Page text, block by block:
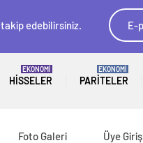
edebilirsiniz.
HISSELER
EKONOMİ
PARITELER
EKONOMİ
Foto Galeri Üye Giriş